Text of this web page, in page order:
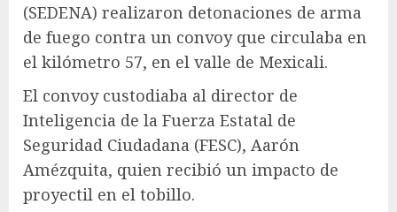
(SEDENA) realizaron detonaciones de arma
de fuego contra un convoy que circulaba en
el kilómetro 57, en el valle de Mexicali.
El convoy custodiaba al director de
Inteligencia de la Fuerza Estatal de
Seguridad Ciudadana (FESC), Aarón
Amézquita, quien recibió un impacto de
proyectil en el tobillo.